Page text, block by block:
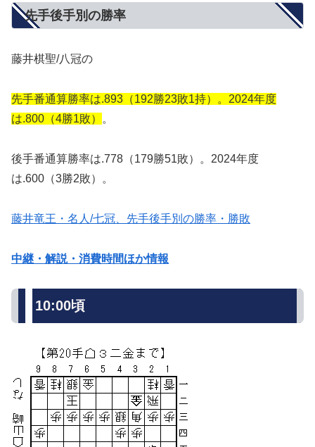
先手後手別の勝率
藤井棋聖/八冠の
先手番通算勝率は.893（192勝23敗1持）。2024年度
は.800（4勝1敗）
。
後手番通算勝率は.778（179勝51敗）。2024年度
は.600（3勝2敗）。
藤井竜王・名人/七冠、先手後手別の勝率・勝敗
中継・解説・消費時間ほか情報
10:00頃